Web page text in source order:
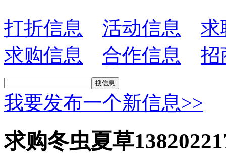
打折信息 活动信息
求
求购信息
合作信息 招
我要发布一个新信息>>
求购冬虫夏草